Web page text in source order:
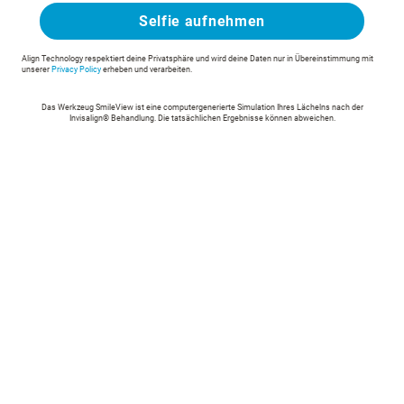
Selfie aufnehmen
Align Technology respektiert deine Privatsphäre und wird deine Daten nur in Übereinstimmung mit
unserer Privacy Policy erheben und verarbeiten.
Das Werkzeug SmileView ist eine computergenerierte Simulation Ihres Lächelns nach der
Invisalign® Behandlung. Die tatsächlichen Ergebnisse können abweichen.